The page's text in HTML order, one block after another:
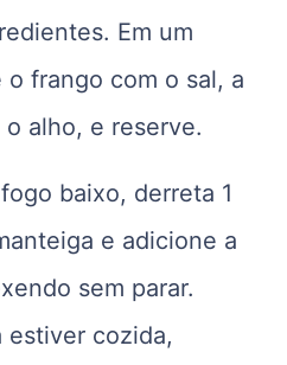
Em um
frango com o sal, a
alho, e reserve.
baixo, derreta 1
e adicione a
sem parar.
estiver cozida,